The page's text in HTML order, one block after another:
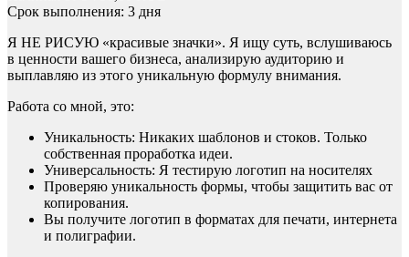
Срок выполнения: 3 дня
Я НЕ РИСУЮ «красивые значки». Я ищу суть, вслушиваюсь
в ценности вашего бизнеса, анализирую аудиторию и
выплавляю из этого уникальную формулу внимания.
Работа со мной, это:
Уникальность: Никаких шаблонов и стоков. Только
собственная проработка идеи.
Универсальность: Я тестирую логотип на носителях
Проверяю уникальность формы, чтобы защитить вас от
копирования.
Вы получите логотип в форматах для печати, интернета
и полиграфии.